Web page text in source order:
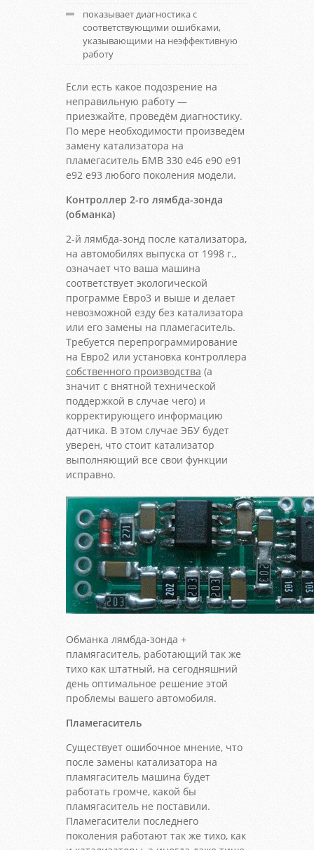
показывает диагностика с
соответствующими ошибками,
указывающими на неэффективную
работу
Если есть какое подозрение на
неправильную работу —
приезжайте, проведём диагностику.
По мере необходимости произведём
замену катализатора на
пламегаситель БМВ 330 е46 е90 е91
е92 е93 любого поколения модели.
Контроллер 2-го лямбда-зонда
(обманка)
2-й лямбда-зонд после катализатора,
на автомобилях выпуска от 1998 г.,
означает что ваша машина
соответствует экологической
программе Евро3 и выше и делает
невозможной езду без катализатора
или его замены на пламегаситель.
Требуется перепрограммирование
на Евро2 или установка контроллера
собственного производства (а
значит с внятной технической
поддержкой в случае чего) и
корректирующего информацию
датчика. В этом случае ЭБУ будет
уверен, что стоит катализатор
выполняющий все свои функции
исправно.
Обманка лямбда-зонда +
пламягаситель, работающий так же
тихо как штатный, на сегодняшний
день оптимальное решение этой
проблемы вашего автомобиля.
Пламегаситель
Существует ошибочное мнение, что
после замены катализатора на
пламягаситель машина будет
работать громче, какой бы
пламягаситель не поставили.
Пламегасители последнего
поколения работают так же тихо, как